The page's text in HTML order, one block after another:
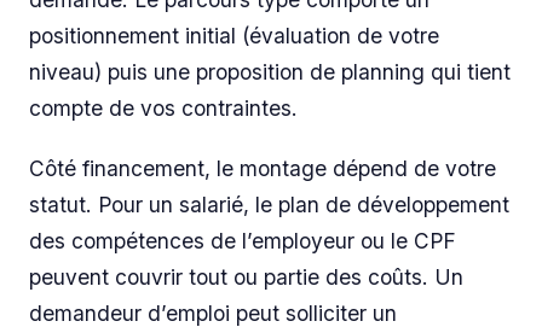
positionnement initial (évaluation de votre
niveau) puis une proposition de planning qui tient
compte de vos contraintes.
Côté financement, le montage dépend de votre
statut. Pour un salarié, le plan de développement
des compétences de l’employeur ou le CPF
peuvent couvrir tout ou partie des coûts. Un
demandeur d’emploi peut solliciter un